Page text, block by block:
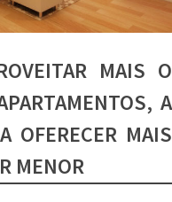
MAIS O
A
OFERECER MAIS
MENOR